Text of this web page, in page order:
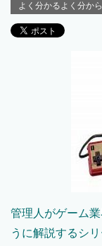
よく分かるよく分か
管理人がゲーム
うに解説するシ